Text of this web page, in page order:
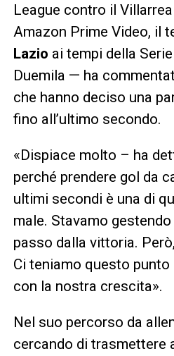
League contro il
Amazon Prime Video, il
Lazio ai tempi della
Duemila — ha
che hanno deciso una
fino all’ultimo secondo.
«Dispiace molto – ha
perché prendere gol da
ultimi secondi è una di
male. Stavamo
passo dalla vittoria.
Ci teniamo questo punto
con la nostra crescita».
Nel suo percorso da
cercando di trasmettere